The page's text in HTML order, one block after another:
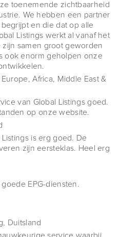
toenemende zichtbaarheid
We hebben een partner
en die dat op alle
Listings werkt al vanaf het
samen groot geworden
ook enorm geholpen onze
Africa, Middle East &
van Global Listings goed.
op onze website.
is erg goed. De
zijn eersteklas. Heel erg
EPG-diensten.
Duitsland